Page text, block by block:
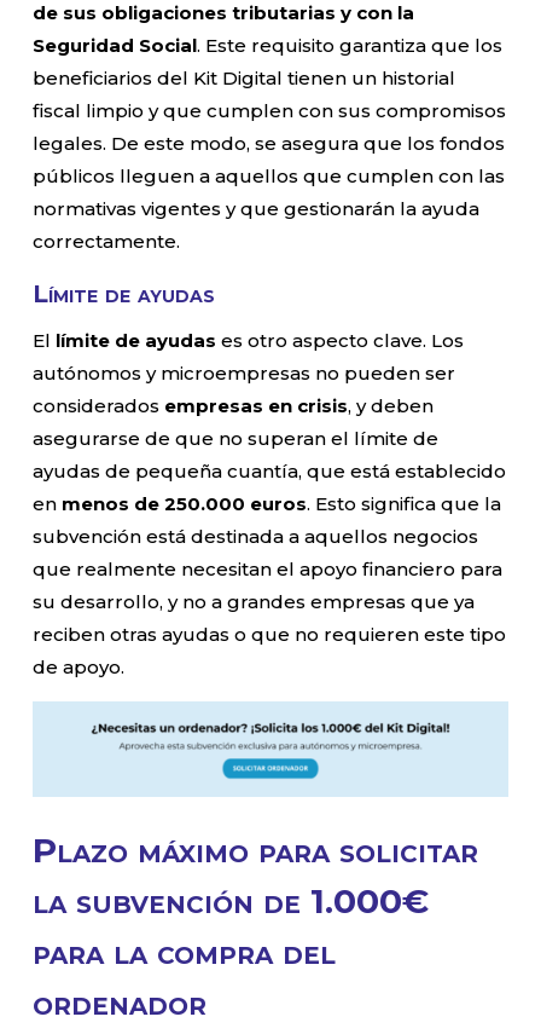
de sus obligaciones tributarias y con la
Seguridad Social. Este requisito garantiza que los
beneficiarios del Kit Digital tienen un historial
fiscal limpio y que cumplen con sus compromisos
legales. De este modo, se asegura que los fondos
públicos lleguen a aquellos que cumplen con las
normativas vigentes y que gestionarán la ayuda
correctamente.
Límite de ayudas
El límite de ayudas es otro aspecto clave. Los
autónomos y microempresas no pueden ser
considerados empresas en crisis, y deben
asegurarse de que no superan el límite de
ayudas de pequeña cuantía, que está establecido
en menos de 250.000 euros. Esto significa que la
subvención está destinada a aquellos negocios
que realmente necesitan el apoyo financiero para
su desarrollo, y no a grandes empresas que ya
reciben otras ayudas o que no requieren este tipo
de apoyo.
Plazo máximo para solicitar
la subvención de 1.000€
para la compra del
ordenador